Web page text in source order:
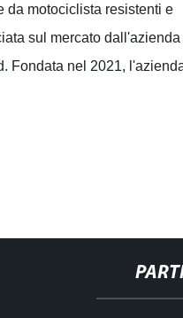
da motociclista resistenti e
sul mercato dall'azienda
Fondata nel 2021,